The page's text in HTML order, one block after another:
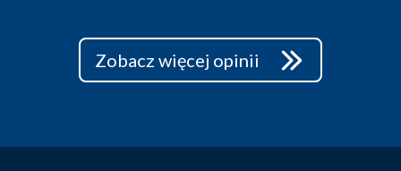
Zobacz więcej opinii